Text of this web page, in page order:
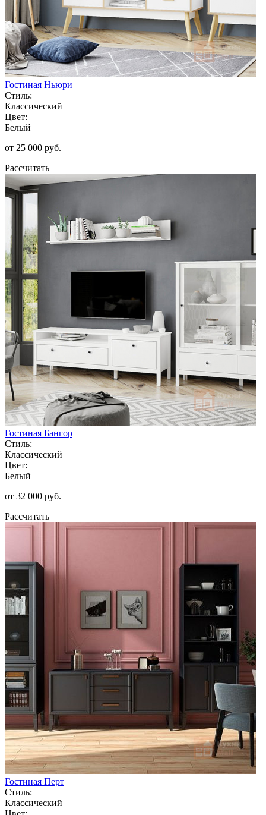
Гостиная Ньюри
Стиль:
Классический
Цвет:
Белый
от 25 000 руб.
Рассчитать
Гостиная Бангор
Стиль:
Классический
Цвет:
Белый
от 32 000 руб.
Рассчитать
Гостиная Перт
Стиль:
Классический